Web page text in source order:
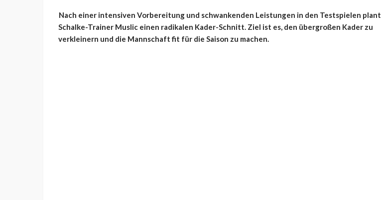
Nach einer intensiven Vorbereitung und schwankenden Leistungen in den Testspielen plant
Schalke-Trainer Muslic einen radikalen Kader-Schnitt. Ziel ist es, den übergroßen Kader zu
verkleinern und die Mannschaft fit für die Saison zu machen.